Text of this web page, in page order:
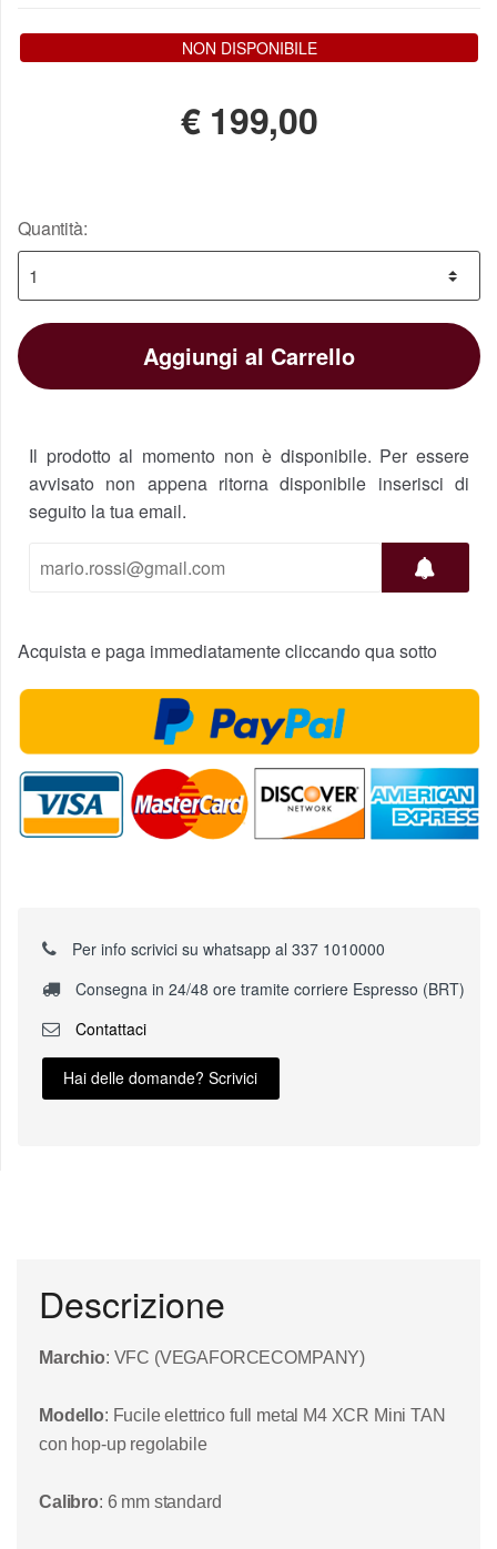
NON DISPONIBILE
€ 199,00
Quantità:
Aggiungi al Carrello
Il prodotto al momento non è disponibile. Per essere
avvisato non appena ritorna disponibile inserisci di
seguito la tua email.
Acquista e paga immediatamente cliccando qua sotto
Per info scrivici su whatsapp al 337 1010000
Consegna in 24/48 ore tramite corriere Espresso (BRT)
Contattaci
Hai delle domande? Scrivici
Descrizione
Marchio: VFC (VEGAFORCECOMPANY)
Modello: Fucile elettrico full metal M4 XCR Mini TAN
con hop-up regolabile
Calibro: 6 mm standard